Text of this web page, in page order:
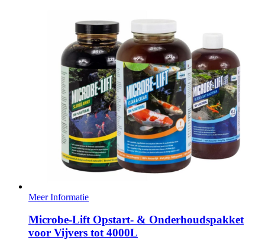
Meer Informatie
Microbe-Lift Opstart- & Onderhoudspakket
voor Vijvers tot 4000L